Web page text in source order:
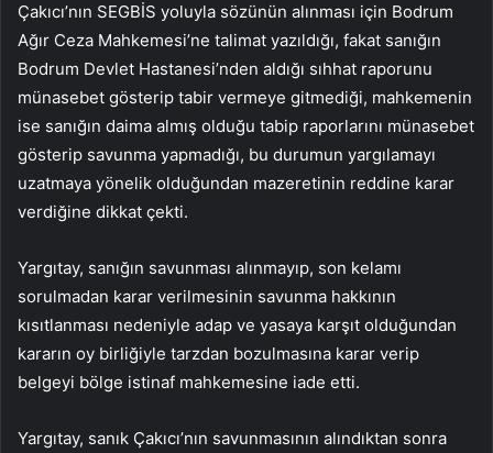
Çakıcı’nın SEGBİS yoluyla sözünün alınması için Bodrum
Ağır Ceza Mahkemesi’ne talimat yazıldığı, fakat sanığın
Bodrum Devlet Hastanesi’nden aldığı sıhhat raporunu
münasebet gösterip tabir vermeye gitmediği, mahkemenin
ise sanığın daima almış olduğu tabip raporlarını münasebet
gösterip savunma yapmadığı, bu durumun yargılamayı
uzatmaya yönelik olduğundan mazeretinin reddine karar
verdiğine dikkat çekti.
Yargıtay, sanığın savunması alınmayıp, son kelamı
sorulmadan karar verilmesinin savunma hakkının
kısıtlanması nedeniyle adap ve yasaya karşıt olduğundan
kararın oy birliğiyle tarzdan bozulmasına karar verip
belgeyi bölge istinaf mahkemesine iade etti.
Yargıtay, sanık Çakıcı’nın savunmasının alındıktan sonra